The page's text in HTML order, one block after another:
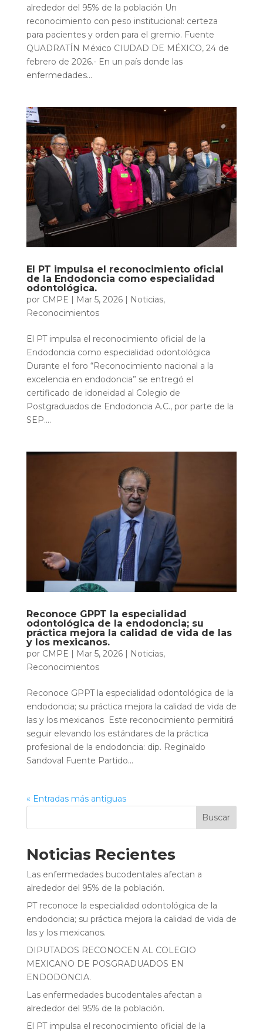
alrededor del 95% de la población Un
reconocimiento con peso institucional: certeza
para pacientes y orden para el gremio. Fuente
QUADRATÍN México CIUDAD DE MÉXICO, 24 de
febrero de 2026.- En un país donde las
enfermedades...
El PT impulsa el reconocimiento oficial
de la Endodoncia como especialidad
odontológica.
por CMPE | Mar 5, 2026| Noticias,
Reconocimientos
El PT impulsa el reconocimiento oficial de la
Endodoncia como especialidad odontológica
Durante el foro “Reconocimiento nacional a la
excelencia en endodoncia” se entregó el
certificado de idoneidad al Colegio de
Postgraduados de Endodoncia A.C., por parte de la
SEP....
Reconoce GPPT la especialidad
odontológica de la endodoncia; su
práctica mejora la calidad de vida de las
y los mexicanos.
por CMPE | Mar 5, 2026| Noticias,
Reconocimientos
Reconoce GPPT la especialidad odontológica de la
endodoncia; su práctica mejora la calidad de vida de
las y los mexicanos Este reconocimiento permitirá
seguir elevando los estándares de la práctica
profesional de la endodoncia: dip. Reginaldo
Sandoval Fuente Partido...
« Entradas más antiguas
Buscar
Noticias Recientes
Las enfermedades bucodentales afectan a
alrededor del 95% de la población.
PT reconoce la especialidad odontológica de la
endodoncia; su práctica mejora la calidad de vida de
las y los mexicanos.
DIPUTADOS RECONOCEN AL COLEGIO
MEXICANO DE POSGRADUADOS EN
ENDODONCIA.
Las enfermedades bucodentales afectan a
alrededor del 95% de la población.
El PT impulsa el reconocimiento oficial de la